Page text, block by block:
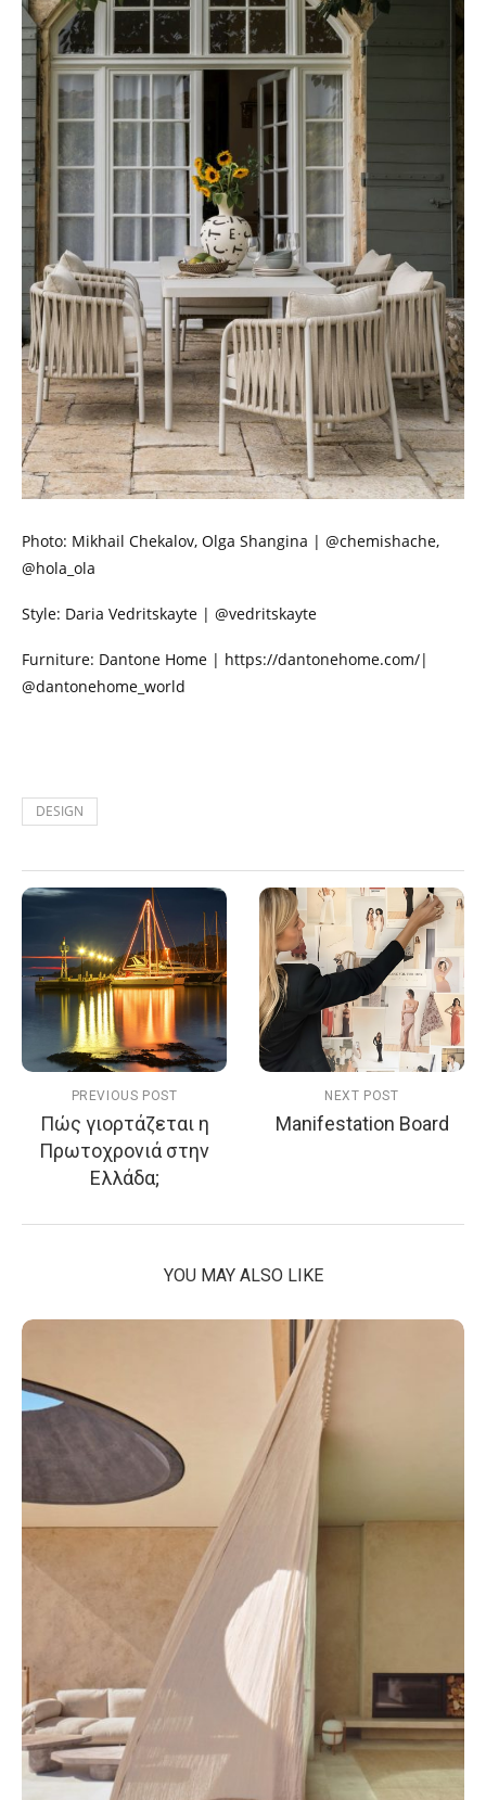
Photo: Mikhail Chekalov, Olga Shangina | @chemishache,
@hola_ola
Style: Daria Vedritskayte | @vedritskayte
Furniture: Dantone Home | https://dantonehome.com/|
@dantonehome_world
DESIGN
PREVIOUS POST
Πώς γιορτάζεται η
Πρωτοχρονιά στην
Ελλάδα;
NEXT POST
Manifestation Board
YOU MAY ALSO LIKE